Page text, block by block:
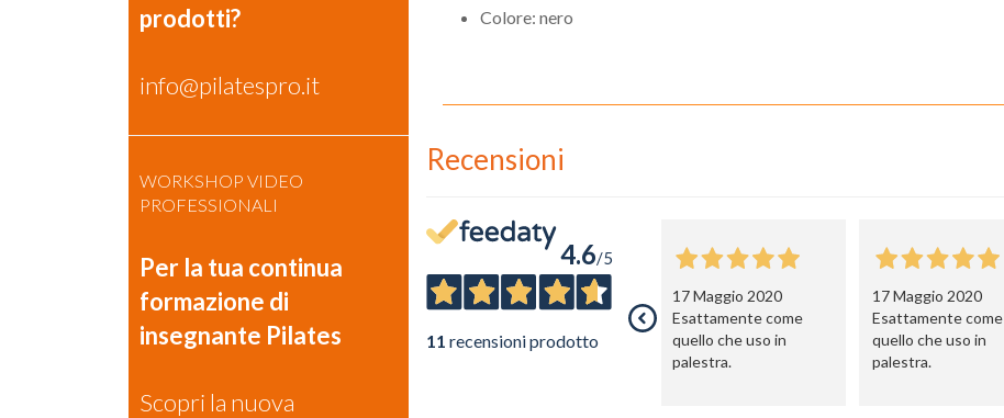
prodotti?
info@pilatespro.it
WORKSHOP VIDEO
PROFESSIONALI
Per la tua continua
formazione di
insegnante Pilates
Scopri la nuova
Colore: nero
Recensioni
4.6/5
11 recensioni prodotto
17 Maggio 2020
Esattamente come
quello che uso in
palestra.
17 Maggio 2020
Esattamente come
quello che uso in
palestra.